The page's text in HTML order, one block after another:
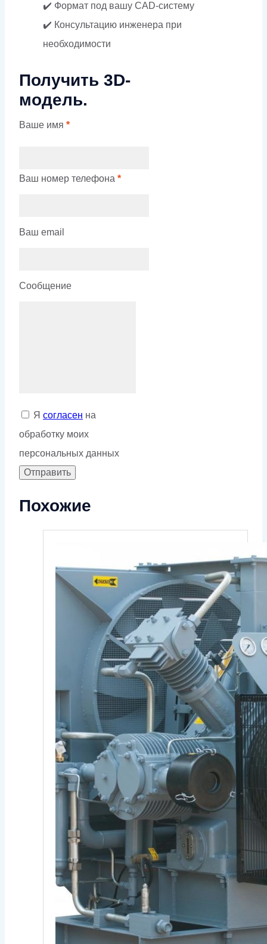
✔️ Формат под вашу CAD-систему
✔️ Консультацию инженера при
необходимости
Получить 3D-
модель.
Ваше имя *
Ваш номер телефона *
Ваш email
Сообщение
Я согласен на
обработку моих
персональных данных
Похожие